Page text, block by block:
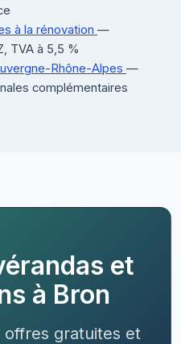
à la rénovation —
TVA à 5,5 %
Rhône-Alpes —
complémentaires
et
à Bron
offres gratuites et